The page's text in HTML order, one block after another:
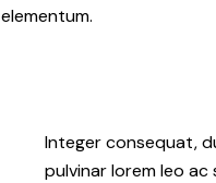
elementum.
Integer consequat,
pulvinar lorem leo